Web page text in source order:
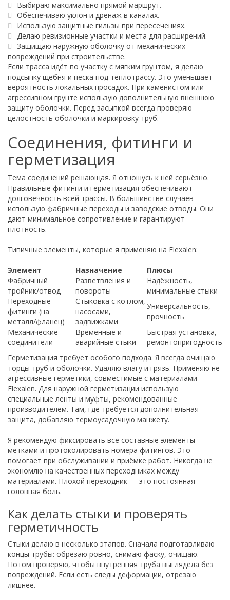
Выбираю максимально прямой маршрут.
Обеспечиваю уклон и дренаж в каналах.
Использую защитные гильзы при пересечениях.
Делаю ревизионные участки и места для расширений.
Защищаю наружную оболочку от механических
повреждений при строительстве.
Если трасса идёт по участку с мягким грунтом, я делаю
подсыпку щебня и песка под теплотрассу. Это уменьшает
вероятность локальных просадок. При каменистом или
агрессивном грунте использую дополнительную внешнюю
защиту оболочки. Перед засыпкой всегда проверяю
целостность оболочки и маркировку труб.
Соединения, фитинги и
герметизация
Тема соединений решающая. Я отношусь к ней серьёзно.
Правильные фитинги и герметизация обеспечивают
долговечность всей трассы. В большинстве случаев
использую фабричные переходы и заводские отводы. Они
дают минимальное сопротивление и гарантируют
плотность.
Типичные элементы, которые я применяю на Flexalen:
Элемент Назначение
Плюсы
Фабричный
тройник/отвод
Разветвления и
повороты
Надёжность,
минимальные стыки
Переходные
фитинги (на
металл/фланец)
Стыковка с котлом,
насосами,
задвижками
Универсальность,
прочность
Механические
соединители
Временные и
аварийные стыки
Быстрая установка,
ремонтопригодность
Герметизация требует особого подхода. Я всегда очищаю
торцы труб и оболочки. Удаляю влагу и грязь. Применяю не
агрессивные герметики, совместимые с материалами
Flexalen. Для наружной герметизации использую
специальные ленты и муфты, рекомендованные
производителем. Там, где требуется дополнительная
защита, добавляю термоусадочную манжету.
Я рекомендую фиксировать все составные элементы
метками и протоколировать номера фитингов. Это
помогает при обслуживании и приёмке работ. Никогда не
экономлю на качественных переходниках между
материалами. Плохой переходник — это постоянная
головная боль.
Как делать стыки и проверять
герметичность
Стыки делаю в несколько этапов. Сначала подготавливаю
концы трубы: обрезаю ровно, снимаю фаску, очищаю.
Потом проверяю, чтобы внутренняя труба выглядела без
повреждений. Если есть следы деформации, отрезаю
лишнее.